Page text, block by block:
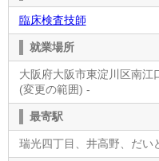
臨床検査技師
就業場所
大阪府大阪市東淀川区南江
(変更の範囲) -
最寄駅
瑞光四丁目、井高野、だい